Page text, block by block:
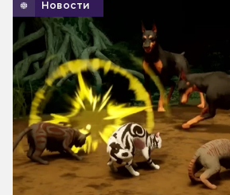
Новости